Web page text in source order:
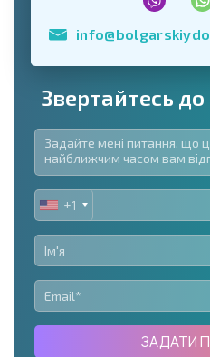
Звертайтесь
UNITED
STATES
+1
+1
ЗАДАТИ